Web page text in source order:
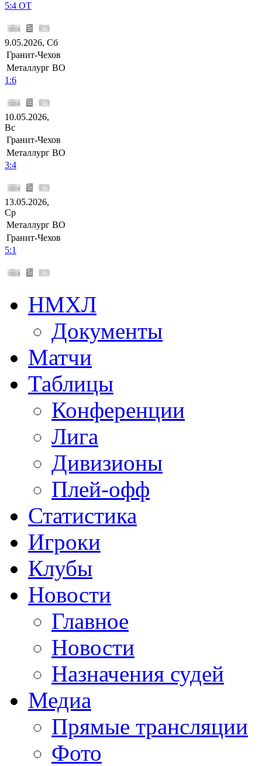
5:4 ОТ
9.05.2026, Сб
Гранит-Чехов
Металлург ВО
1:6
10.05.2026,
Вс
Гранит-Чехов
Металлург ВО
3:4
13.05.2026,
Ср
Металлург ВО
Гранит-Чехов
5:1
НМХЛ
Документы
Матчи
Таблицы
Конференции
Лига
Дивизионы
Плей-офф
Статистика
Игроки
Клубы
Новости
Главное
Новости
Назначения судей
Медиа
Прямые трансляции
Фото